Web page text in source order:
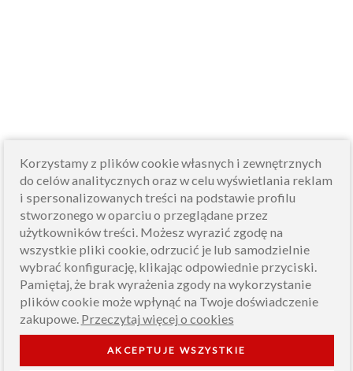
INFORMACJE
Korzystamy z plików cookie własnych i zewnętrznych
do celów analitycznych oraz w celu wyświetlania reklam
i spersonalizowanych treści na podstawie profilu
stworzonego w oparciu o przeglądane przez
użytkowników treści. Możesz wyrazić zgodę na
wszystkie pliki cookie, odrzucić je lub samodzielnie
wybrać konfigurację, klikając odpowiednie przyciski.
Pamiętaj, że brak wyrażenia zgody na wykorzystanie
plików cookie może wpłynąć na Twoje doświadczenie
zakupowe. Przeczytaj więcej o cookies
AKCEPTUJE WSZYSTKIE